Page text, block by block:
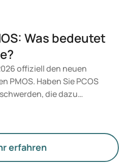
Was bedeutet
offiziell den neuen
PMOS. Haben Sie PCOS
die dazu
sich vorerst nichts.
und die Funktion der
erfahren